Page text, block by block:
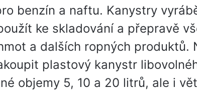
benzín a naftu. Kanystry
ke skladování a přepravě
a dalších ropných produktů.
plastový kanystr
objemy 5, 10 a 20 litrů, ale i